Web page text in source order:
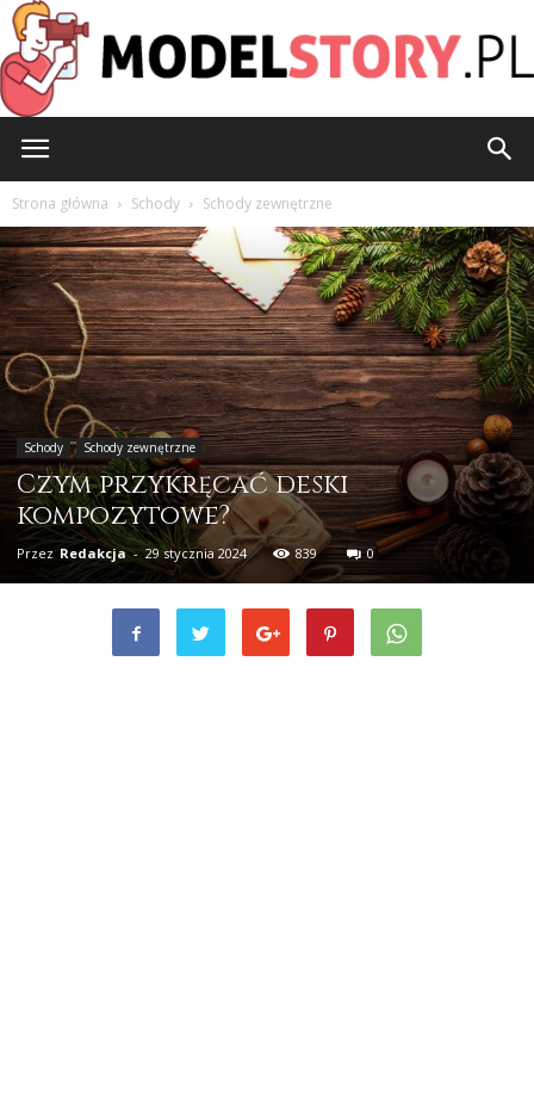
Strona główna Schody Schody zewnętrzne
Schody Schody zewnętrzne
Czym przykręcać deski
kompozytowe?
Przez Redakcja - 29 stycznia 2024 839 0